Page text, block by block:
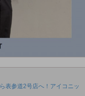
表参道2号店へ！アイコニッ